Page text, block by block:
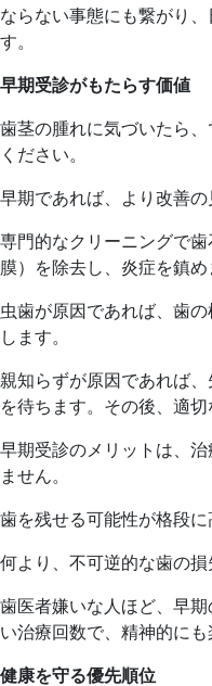
ならない事態にも繋がり
す。
早期受診がもたらす価値
歯茎の腫れに気づいたら
ください。
早期であれば、より改善の
専門的なクリーニングで
膜）を除去し、炎症を鎮め
虫歯が原因であれば、歯
します。
親知らずが原因であれば
を待ちます。その後、適切
早期受診のメリットは、
ません。
歯を残せる可能性が格段に
何より、不可逆的な歯の損
歯医者嫌いな人ほど、早
い治療回数で、精神的にも
健康を守る優先順位